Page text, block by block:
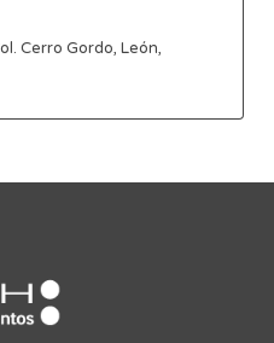
Cerro Gordo, León,